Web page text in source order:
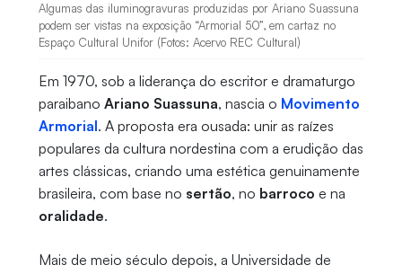
Algumas das iluminogravuras produzidas por Ariano Suassuna
podem ser vistas na exposição “Armorial 50”, em cartaz no
Espaço Cultural Unifor (Fotos: Acervo REC Cultural)
Em 1970, sob a liderança do escritor e dramaturgo
paraibano Ariano Suassuna, nascia o Movimento
Armorial. A proposta era ousada: unir as raízes
populares da cultura nordestina com a erudição das
artes clássicas, criando uma estética genuinamente
brasileira, com base no sertão, no barroco e na
oralidade.
Mais de meio século depois, a Universidade de